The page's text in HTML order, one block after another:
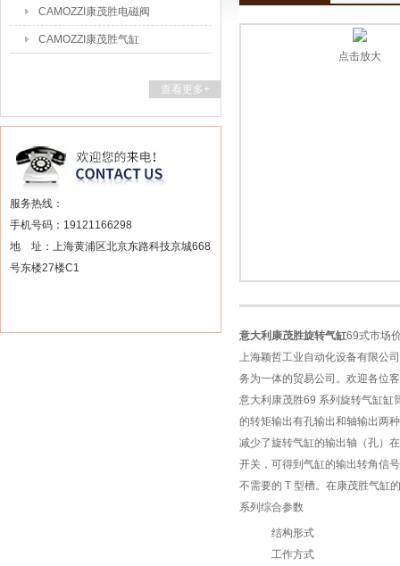
CAMOZZI康茂胜电磁阀
CAMOZZI康茂胜气缸
查看更多+
服务热线：
手机号码：19121166298
地 址：上海黄浦区北京东路科技京城668
号东楼27楼C1
点击放大
意大利康茂胜旋转气缸69式市场
上海颖哲工业自动化设备有限公
务为一体的贸易公司。欢迎各位
意大利康茂胜69 系列旋转气缸缸
的转矩输出有孔输出和轴输出两
减少了旋转气缸的输出轴（孔）
开关，可得到气缸的输出转角信
不需要的 T 型槽。在康茂胜气缸
系列综合参数
结构形式
工作方式